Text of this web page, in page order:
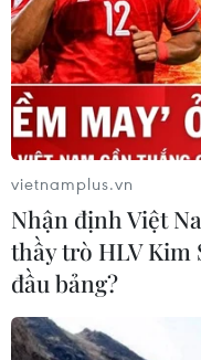
#phát triển du lịch
#Savankhone
#cơ quan thông tấn báo
vietnamplus.vn
Nhận định Việt
thầy trò HLV Kim
đầu bảng?